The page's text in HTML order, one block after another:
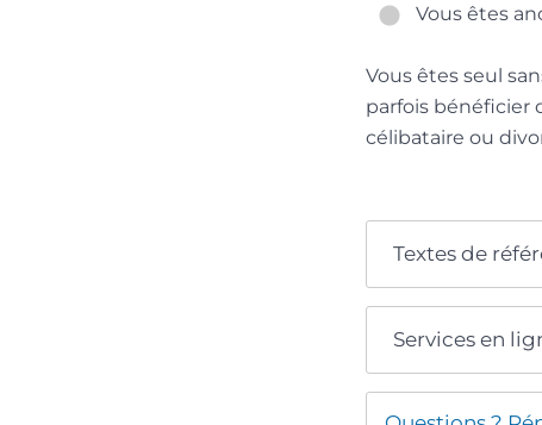
Vous êtes
Vous êtes seul
parfois bénéficier
célibataire ou
Textes de
Services en